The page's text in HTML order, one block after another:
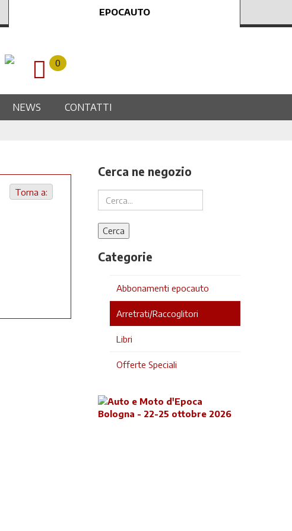
EPOCAUTO
0
NEWS CONTATTI
Torna a:
Cerca ne negozio
Categorie
Abbonamenti epocauto
Arretrati/Raccoglitori
Libri
Offerte Speciali